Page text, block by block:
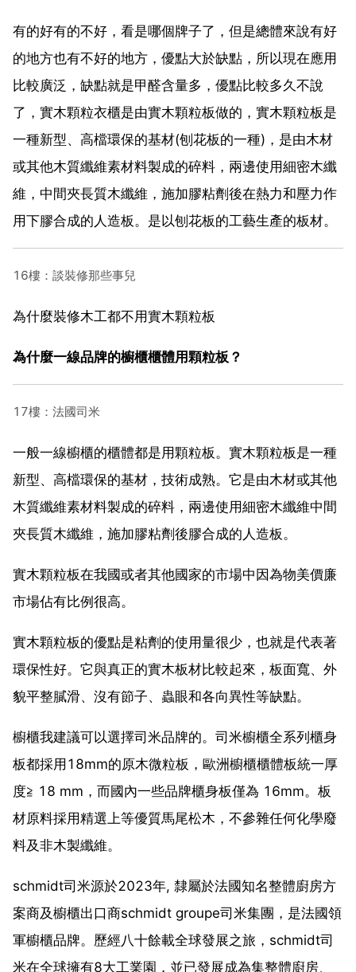
有的好有的不好，看是哪個牌子了，但是總體來說有好
的地方也有不好的地方，優點大於缺點，所以現在應用
比較廣泛，缺點就是甲醛含量多，優點比較多久不說
了，實木顆粒衣櫃是由實木顆粒板做的，實木顆粒板是
一種新型、高檔環保的基材(刨花板的一種)，是由木材
或其他木質纖維素材料製成的碎料，兩邊使用細密木纖
維，中間夾長質木纖維，施加膠粘劑後在熱力和壓力作
用下膠合成的人造板。是以刨花板的工藝生產的板材。
16樓：談裝修那些事兒
為什麼裝修木工都不用實木顆粒板
為什麼一線品牌的櫥櫃櫃體用顆粒板？
17樓：法國司米
一般一線櫥櫃的櫃體都是用顆粒板。實木顆粒板是一種
新型、高檔環保的基材，技術成熟。它是由木材或其他
木質纖維素材料製成的碎料，兩邊使用細密木纖維中間
夾長質木纖維，施加膠粘劑後膠合成的人造板。
實木顆粒板在我國或者其他國家的市場中因為物美價廉
市場佔有比例很高。
實木顆粒板的優點是粘劑的使用量很少，也就是代表著
環保性好。它與真正的實木板材比較起來，板面寬、外
貌平整膩滑、沒有節子、蟲眼和各向異性等缺點。
櫥櫃我建議可以選擇司米品牌的。司米櫥櫃全系列櫃身
板都採用18mm的原木微粒板，歐洲櫥櫃櫃體板統一厚
度≧ 18 mm，而國內一些品牌櫃身板僅為 16mm。板
材原料採用精選上等優質馬尾松木，不參雜任何化學廢
料及非木製纖維。
schmidt司米源於2023年, 隸屬於法國知名整體廚房方
案商及櫥櫃出口商schmidt groupe司米集團，是法國領
軍櫥櫃品牌。歷經八十餘載全球發展之旅，schmidt司
米在全球擁有8大工業園，並已發展成為集整體廚房、